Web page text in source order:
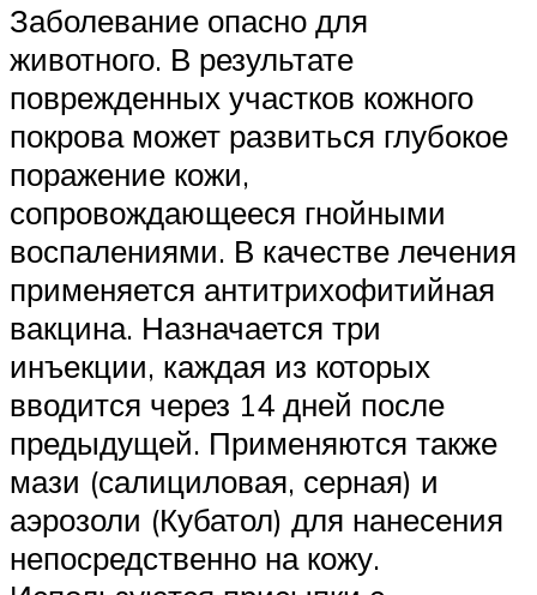
Заболевание опасно для
животного. В результате
поврежденных участков кожного
покрова может развиться глубокое
поражение кожи,
сопровождающееся гнойными
воспалениями. В качестве лечения
применяется антитрихофитийная
вакцина. Назначается три
инъекции, каждая из которых
вводится через 14 дней после
предыдущей. Применяются также
мази (салициловая, серная) и
аэрозоли (Кубатол) для нанесения
непосредственно на кожу.